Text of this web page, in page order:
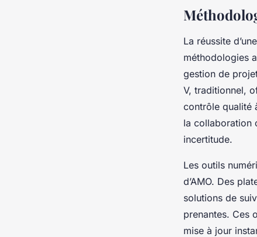
La réussite
méthodologies
gestion de
V, traditionnel,
contrôle qualité
la collaboration
incertitude.
Les outils
d’AMO. Des
solutions de
prenantes. Ces
mise à jour